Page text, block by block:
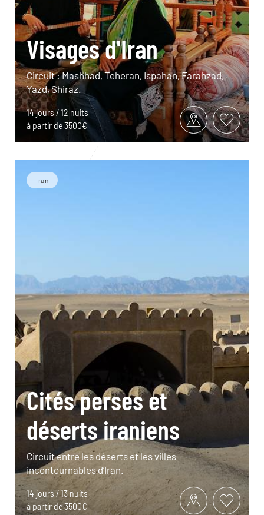
Visages d'Iran
Circuit : Mashhad, Teheran, Ispahan, Farahzad,
Yazd, Shiraz.
14 jours / 12 nuits
à partir de 3500€
Iran
Cités perses et
déserts iraniens
Circuit entre les déserts et les villes
incontournables d’Iran.
14 jours / 13 nuits
à partir de 3500€